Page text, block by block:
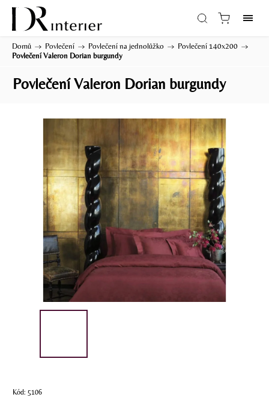
Domů / Povlečení / Povlečení na jednolůžko / Povlečení 140x200 /
Povlečení Valeron Dorian burgundy
Povlečení Valeron Dorian burgundy
Kód: 5106